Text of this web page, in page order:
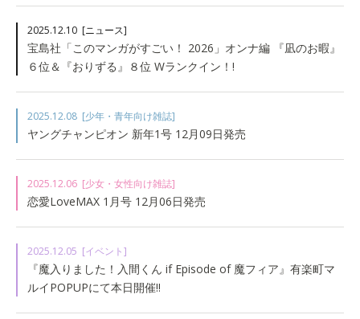
2025.12.10 [ニュース]
宝島社「このマンガがすごい！ 2026」オンナ編 『凪のお暇』
６位＆『おりずる』８位 Wランクイン！!
2025.12.08 [少年・青年向け雑誌]
ヤングチャンピオン 新年1号 12月09日発売
2025.12.06 [少女・女性向け雑誌]
恋愛LoveMAX 1月号 12月06日発売
2025.12.05 [イベント]
『魔入りました！入間くん if Episode of 魔フィア』有楽町マ
ルイPOPUPにて本日開催!!